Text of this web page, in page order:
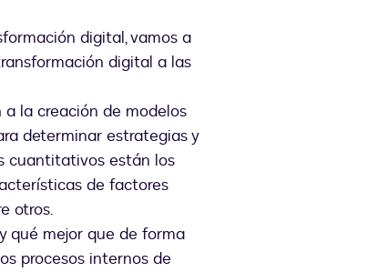
digital, vamos a
digital a las
la creación de modelos
determinar estrategias y
cuantitativos están los
de factores
otros.
qué mejor que de forma
procesos internos de